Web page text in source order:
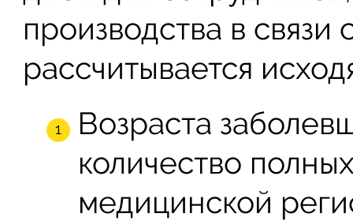
производства в связи
рассчитывается
Возраста
количество
медицинской